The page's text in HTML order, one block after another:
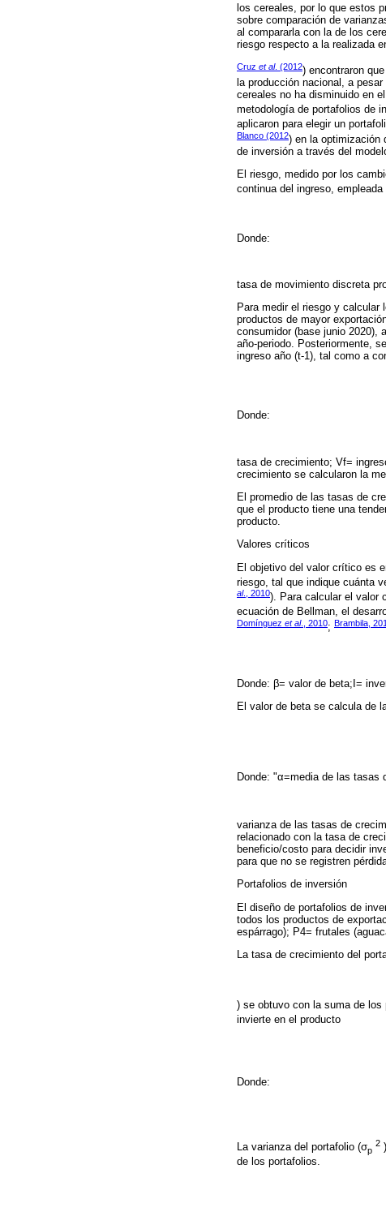
los cereales, por lo que estos
sobre comparación de
al compararla con la de los
riesgo respecto a la realizada
Cruz et al. (2012) encontraron
la producción nacional, a
cereales no ha disminuido en
metodología de portafolios de
aplicaron para elegir un
Blanco (2012) en la optimización
de inversión a través del
El riesgo, medido por los
continua del ingreso,
Donde:
tasa de movimiento discreta
Para medir el riesgo y
productos de mayor
consumidor (base junio 2020),
año-periodo. Posteriormente,
ingreso año (t-1), tal como a
Donde:
tasa de crecimiento; Vf=
crecimiento se calcularon la
El promedio de las tasas de
que el producto tiene una
producto.
Valores críticos
El objetivo del valor crítico es
riesgo, tal que indique cuánta
al., 2010). Para calcular el valor
ecuación de Bellman, el
Domínguez et al., 2010; Brambila,
Donde: β= valor de beta;I=
El valor de beta se calcula de
Donde: "α=media de las tasas
varianza de las tasas de
relacionado con la tasa de
beneficio/costo para decidir
para que no se registren
Portafolios de inversión
El diseño de portafolios de
todos los productos de
espárrago); P4= frutales
La tasa de crecimiento del
) se obtuvo con la suma de
invierte en el producto
Donde:
La varianza del portafolio (σp
2
de los portafolios.